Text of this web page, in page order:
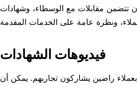
تتضمن مقابلات مع الوسطاء، وشهادات
فيديوهات الشهادات
راضين يشاركون تجاربهم. يمكن أن